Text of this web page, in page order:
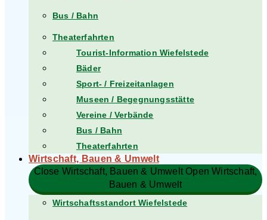
Bus / Bahn
Theaterfahrten
Tourist-Information Wiefelstede
Bäder
Sport- / Freizeitanlagen
Museen / Begegnungsstätte
Vereine / Verbände
Bus / Bahn
Theaterfahrten
Wirtschaft, Bauen & Umwelt
Close Wirtschaft, Bauen & Umwelt Open Wirtschaft,
Bauen & Umwelt
Wirtschaftsstandort Wiefelstede